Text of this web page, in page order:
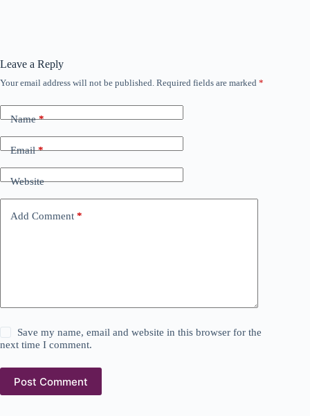
Leave a Reply
Your email address will not be published. Required fields are marked *
Name*
Email*
Website
Add Comment *
Save my name, email and website in this browser for the
next time I comment.
Post Comment